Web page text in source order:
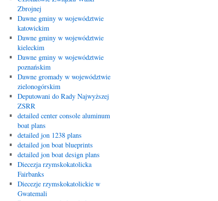
Zbrojnej
Dawne gminy w województwie
katowickim
Dawne gminy w województwie
kieleckim
Dawne gminy w województwie
poznańskim
Dawne gromady w województwie
zielonogórskim
Deputowani do Rady Najwyższej
ZSRR
detailed center console aluminum
boat plans
detailed jon 1238 plans
detailed jon boat blueprints
detailed jon boat design plans
Diecezja rzymskokatolicka
Fairbanks
Diecezje rzymskokatolickie w
Gwatemali